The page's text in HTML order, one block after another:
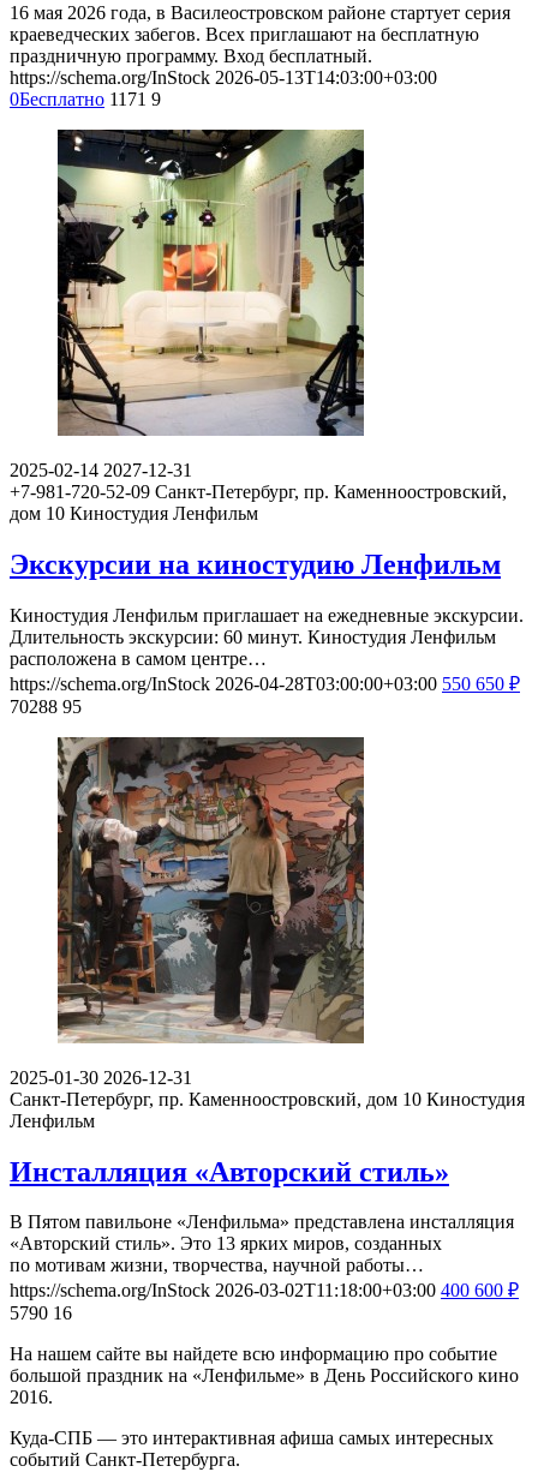
16 мая 2026 года, в Василеостровском районе стартует серия
краеведческих забегов. Всех приглашают на бесплатную
праздничную программу. Вход бесплатный.
https://schema.org/InStock 2026-05-13T14:03:00+03:00
0Бесплатно 1171 9
2025-02-14 2027-12-31
+7-981-720-52-09 Санкт-Петербург, пр. Каменноостровский,
дом 10 Киностудия Ленфильм
Экскурсии на киностудию Ленфильм
Киностудия Ленфильм приглашает на ежедневные экскурсии.
Длительность экскурсии: 60 минут. Киностудия Ленфильм
расположена в самом центре…
https://schema.org/InStock 2026-04-28T03:00:00+03:00 550 650 ₽
70288 95
2025-01-30 2026-12-31
Санкт-Петербург, пр. Каменноостровский, дом 10 Киностудия
Ленфильм
Инсталляция «Авторский стиль»
В Пятом павильоне «Ленфильма» представлена инсталляция
«Авторский стиль». Это 13 ярких миров, созданных
по мотивам жизни, творчества, научной работы…
https://schema.org/InStock 2026-03-02T11:18:00+03:00 400 600 ₽
5790 16
На нашем сайте вы найдете всю информацию про событие
большой праздник на «Ленфильме» в День Российского кино
2016.
Куда-СПБ — это интерактивная афиша самых интересных
событий Санкт-Петербурга.